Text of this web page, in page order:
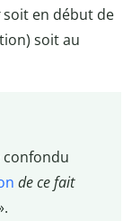
soit en début de
soit au
de ce fait